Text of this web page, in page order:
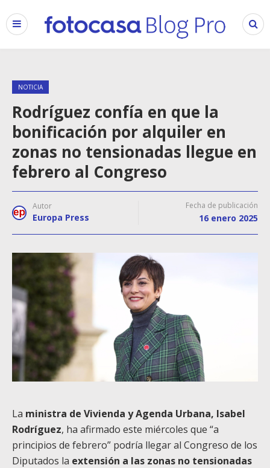
NOTICIA
Rodríguez confía en que la
bonificación por alquiler en
zonas no tensionadas llegue en
febrero al Congreso
Autor
Europa Press
Fecha de publicación
16 enero 2025
La ministra de Vivienda y Agenda Urbana, Isabel
Rodríguez, ha afirmado este miércoles que “a
principios de febrero” podría llegar al Congreso de los
Diputados la extensión a las zonas no tensionadas